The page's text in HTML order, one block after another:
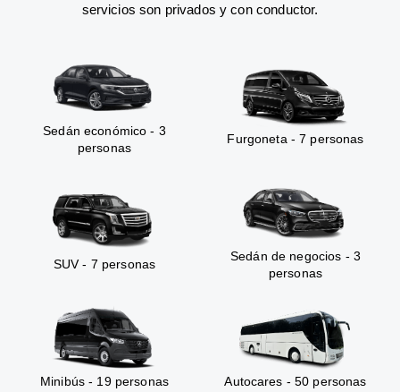
servicios son privados y con conductor.
Sedán económico - 3
personas
Furgoneta - 7 personas
SUV - 7 personas
Sedán de negocios - 3
personas
Minibús - 19 personas Autocares - 50 personas